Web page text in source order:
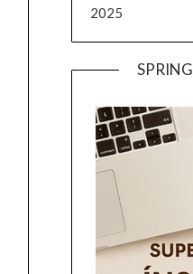
2025